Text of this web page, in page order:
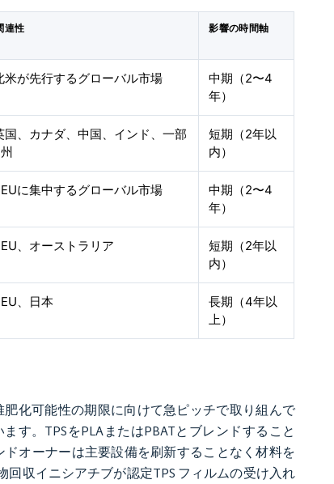
連性 影響の時間軸
米が先行するグローバル市場
中期（2〜4
年）
国、カナダ、中国、インド、一部
短期（2年以
内）
に集中するグローバル市場
中期（2〜4
年）
、オーストラリア
短期（2年以
内）
、日本
長期（4年以
上）
肥化可能性の期限に向けて急ピッチで取り組んで
す。TPSをPLAまたはPBATとブレンドすること
ドオーナーは主要設備を刷新することなく材料を
収イニシアチブが認定TPS フィルムの受け入れ